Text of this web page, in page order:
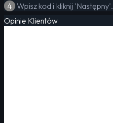
4 Wpisz kod i kliknij 'Następny'.
Opinie Klientów